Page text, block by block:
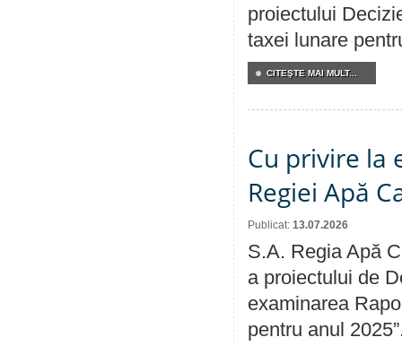
proiectului
taxei lunare
CITEŞTE MAI MULT...
Cu privire la
Regiei Apă
Publicat: 13.07.2026
S.A. Regia Apă
a proiectului de
examinarea
pentru anul